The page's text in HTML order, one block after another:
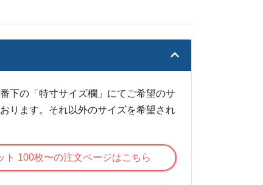
下の「特寸サイズ欄」にてご希望のサ
ります。それ以外のサイズを希望され
ト 100枚〜の注文ページはこちら